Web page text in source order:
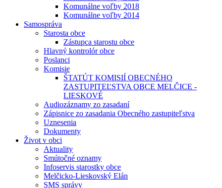
Komunálne voľby 2018
Komunálne voľby 2014
Samospráva
Starosta obce
Zástupca starostu obce
Hlavný kontrolór obce
Poslanci
Komisie
ŠTATÚT KOMISIÍ OBECNÉHO
ZASTUPITEĽSTVA OBCE MELČICE -
LIESKOVÉ
Audiozáznamy zo zasadaní
Zápisnice zo zasadania Obecného zastupiteľstva
Uznesenia
Dokumenty
Život v obci
Aktuality
Smútočné oznamy
Infoservis starostky obce
Melčicko-Lieskovský Elán
SMS správy